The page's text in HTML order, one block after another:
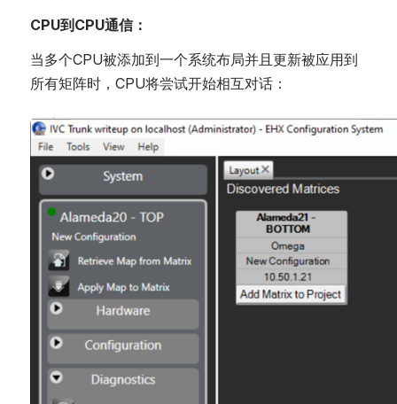
CPU到CPU通信：
当多个CPU被添加到一个系统布局并且更新被应用到
所有矩阵时，CPU将尝试开始相互对话：
Open